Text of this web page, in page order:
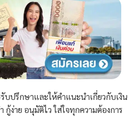
บปรึกษาและให้คำแนะนำเกี่ยวกับเงิน
าย อนุมัติไว ใส่ใจทุกความต้องการ